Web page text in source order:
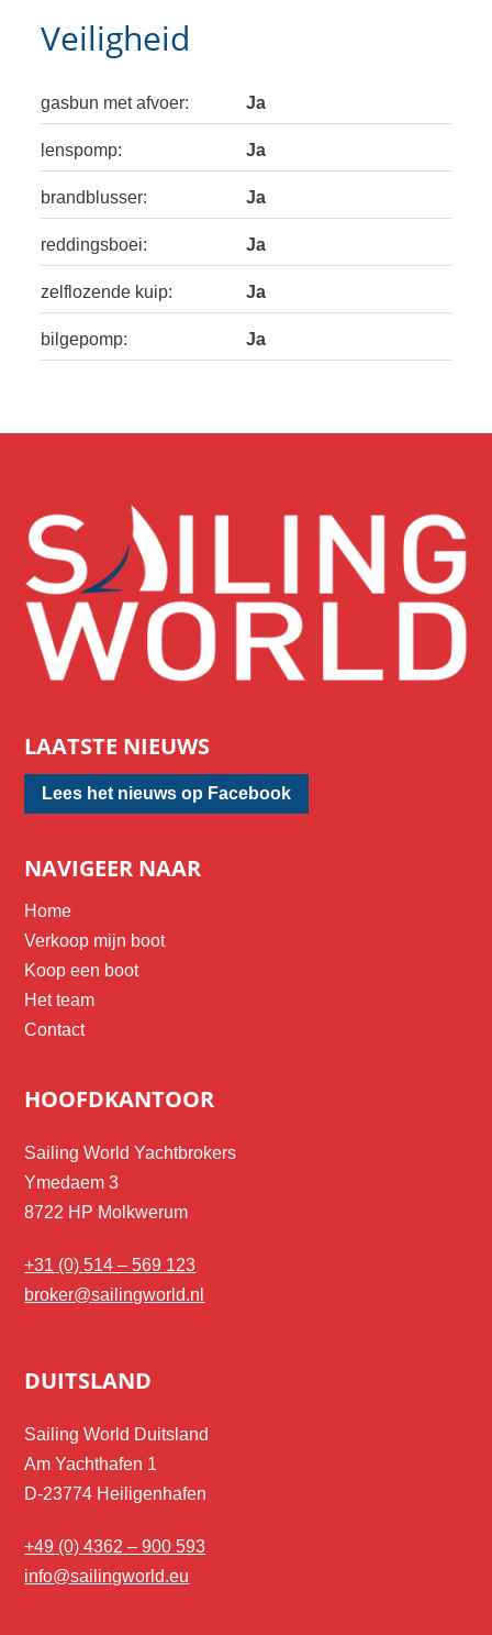
Veiligheid
gasbun met afvoer: Ja
lenspomp: Ja
brandblusser: Ja
reddingsboei: Ja
zelflozende kuip: Ja
bilgepomp: Ja
LAATSTE NIEUWS
Lees het nieuws op Facebook
NAVIGEER NAAR
Home
Verkoop mijn boot
Koop een boot
Het team
Contact
HOOFDKANTOOR
Sailing World Yachtbrokers
Ymedaem 3
8722 HP Molkwerum
+31 (0) 514 – 569 123
broker@sailingworld.nl
DUITSLAND
Sailing World Duitsland
Am Yachthafen 1
D-23774 Heiligenhafen
+49 (0) 4362 – 900 593
info@sailingworld.eu